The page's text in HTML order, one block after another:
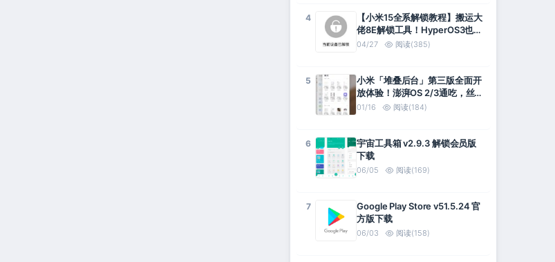
4
【小米15全系解锁教程】搬运大
佬8E解锁工具！HyperOS3也能
用！
04/27 阅读(385)
5
小米「堆叠后台」第三版全面开
放体验！澎湃OS 2/3通吃，丝滑
到离谱~
01/16 阅读(184)
6
宇宙工具箱 v2.9.3 解锁会员版
下载
06/05 阅读(169)
7
Google Play Store v51.5.24 官
方版下载
06/03 阅读(158)